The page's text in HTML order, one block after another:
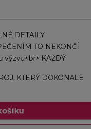
DETAILY
TO NEKONČÍ
výzvu<br> KAŽDÝ
KTERÝ DOKONALE